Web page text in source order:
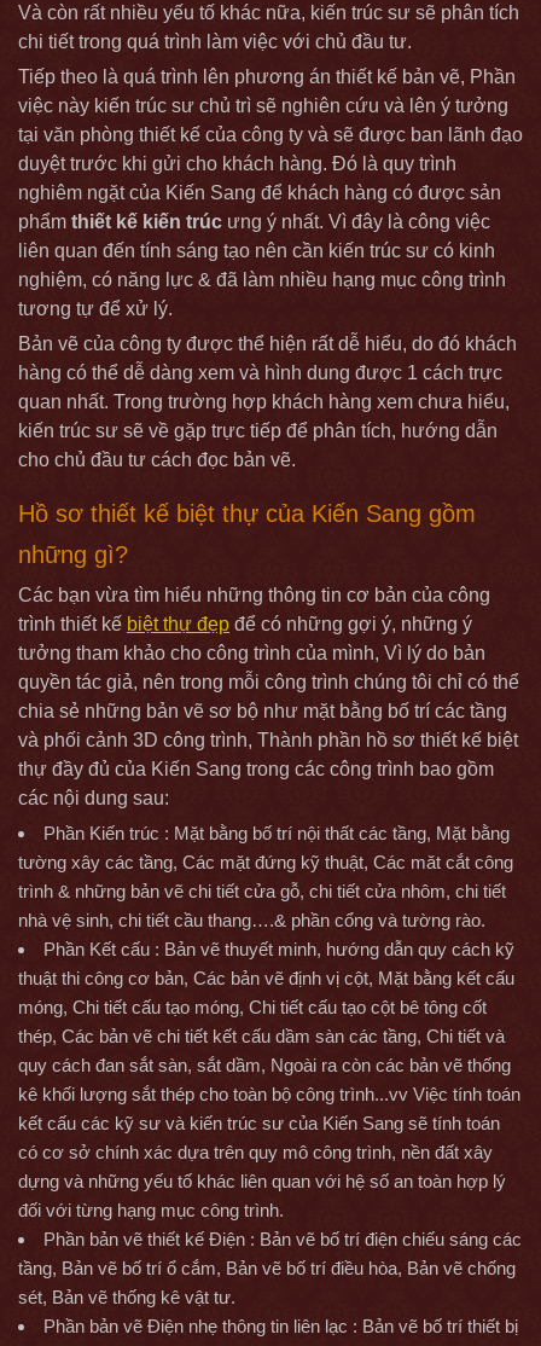
Và còn rất nhiều yếu tố khác nữa, kiến trúc sư sẽ phân tích
chi tiết trong quá trình làm việc với chủ đầu tư.
Tiếp theo là quá trình lên phương án thiết kế bản vẽ, Phần
việc này kiến trúc sư chủ trì sẽ nghiên cứu và lên ý tưởng
tại văn phòng thiết kế của công ty và sẽ được ban lãnh đạo
duyệt trước khi gửi cho khách hàng. Đó là quy trình
nghiêm ngặt của Kiến Sang để khách hàng có được sản
phẩm thiết kế kiến trúc ưng ý nhất. Vì đây là công việc
liên quan đến tính sáng tạo nên cần kiến trúc sư có kinh
nghiệm, có năng lực & đã làm nhiều hạng mục công trình
tương tự để xử lý.
Bản vẽ của công ty được thể hiện rất dễ hiểu, do đó khách
hàng có thể dễ dàng xem và hình dung được 1 cách trực
quan nhất. Trong trường hợp khách hàng xem chưa hiểu,
kiến trúc sư sẽ về gặp trực tiếp để phân tích, hướng dẫn
cho chủ đầu tư cách đọc bản vẽ.
Hồ sơ thiết kế biệt thự của Kiến Sang gồm
những gì?
Các bạn vừa tìm hiểu những thông tin cơ bản của công
trình thiết kế biệt thự đẹp để có những gợi ý, những ý
tưởng tham khảo cho công trình của mình, Vì lý do bản
quyền tác giả, nên trong mỗi công trình chúng tôi chỉ có thể
chia sẻ những bản vẽ sơ bộ như mặt bằng bố trí các tầng
và phối cảnh 3D công trình, Thành phần hồ sơ thiết kế biệt
thự đầy đủ của Kiến Sang trong các công trình bao gồm
các nội dung sau:
Phần Kiến trúc : Mặt bằng bố trí nội thất các tầng, Mặt bằng
tường xây các tầng, Các mặt đứng kỹ thuật, Các măt cắt công
trình & những bản vẽ chi tiết cửa gỗ, chi tiết cửa nhôm, chi tiết
nhà vệ sinh, chi tiết cầu thang….& phần cổng và tường rào.
Phần Kết cấu : Bản vẽ thuyết minh, hướng dẫn quy cách kỹ
thuật thi công cơ bản, Các bản vẽ định vị cột, Mặt bằng kết cấu
móng, Chi tiết cấu tạo móng, Chi tiết cấu tạo cột bê tông cốt
thép, Các bản vẽ chi tiết kết cấu dầm sàn các tầng, Chi tiết và
quy cách đan sắt sàn, sắt dầm, Ngoài ra còn các bản vẽ thống
kê khối lượng sắt thép cho toàn bộ công trình...vv Việc tính toán
kết cấu các kỹ sư và kiến trúc sư của Kiến Sang sẽ tính toán
có cơ sở chính xác dựa trên quy mô công trình, nền đất xây
dựng và những yếu tố khác liên quan với hệ số an toàn hợp lý
đối với từng hạng mục công trình.
Phần bản vẽ thiết kế Điện : Bản vẽ bố trí điện chiếu sáng các
tầng, Bản vẽ bố trí ổ cắm, Bản vẽ bố trí điều hòa, Bản vẽ chống
sét, Bản vẽ thống kê vật tư.
Phần bản vẽ Điện nhẹ thông tin liên lạc : Bản vẽ bố trí thiết bị